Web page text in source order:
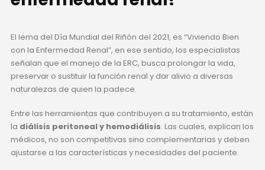
El lema del Día Mundial del Riñón del 2021, es “Viviendo Bien
con la Enfermedad Renal”, en ese sentido, los especialistas
señalan que el manejo de la ERC, busca prolongar la vida,
preservar o sustituir la función renal y dar alivio a diversas
naturalezas de quien la padece.
Entre las herramientas que contribuyen a su tratamiento, están
la diálisis peritoneal y hemodiálisis. Las cuales, explican los
médicos, no son competitivas sino complementarias y deben
ajustarse a las características y necesidades del paciente.